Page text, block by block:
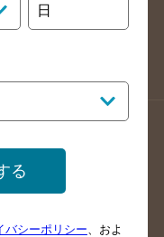
県のバー検索
ン
日
る
バシーポリシー 、およ